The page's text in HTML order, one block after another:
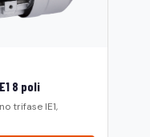
8 poli
trifase IE1,